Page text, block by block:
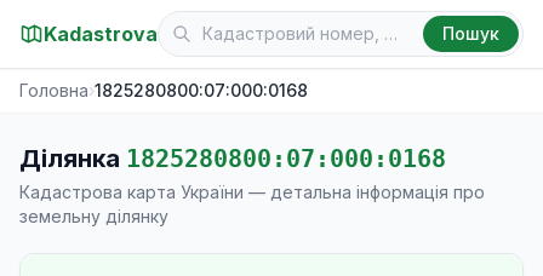
Kadastrova Пошук
Головна›1825280800:07:000:0168
Ділянка 1825280800:07:000:0168
Кадастрова карта України — детальна інформація про
земельну ділянку